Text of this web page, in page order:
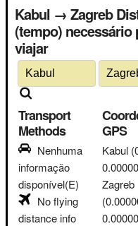
Kabul → Zagreb
(tempo) necessário
viajar
Transport
Methods
Nenhuma
informação
disponível(E)
No flying
distance info
GPS
Kabul
Zagreb